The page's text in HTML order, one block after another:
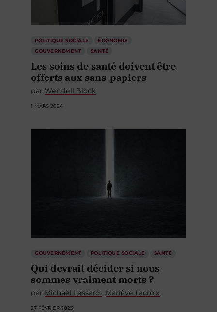
POLITIQUE SOCIALE
ÉCONOMIE
GOUVERNEMENT
SANTÉ
Les soins de santé doivent être
offerts aux sans-papiers
par Wendell Block
1 MARS 2024
GOUVERNEMENT POLITIQUE SOCIALE SANTÉ
Qui devrait décider si nous
sommes vraiment morts ?
par Michaël Lessard Mariève Lacroix
27 FÉVRIER 2023